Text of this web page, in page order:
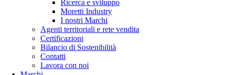
Ricerca e sviluppo
Moretti Industry
I nostri Marchi
Agenti territoriali e rete vendita
Certificazioni
Bilancio di Sostenibilità
Contatti
Lavora con noi